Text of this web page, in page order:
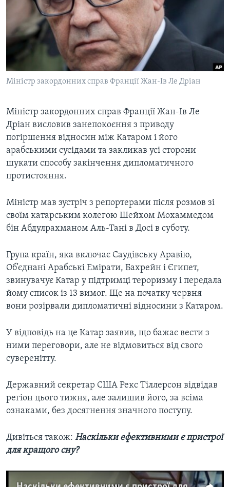
СУСПІЛЬСТВО
ЕКОНОМІКА
ІСТОРІЇ УСПІХУ УКРАЇНЦІВ
ТЕЛЕПРОГРАМИ
ЧАС-TIME
БРИФІНГ ГОЛОСУ АМЕРИКИ
ПРАЙМ-ТАЙМ
ENGLISH
Learning English
Мови
Міністр закордонних справ Франції Жан-Ів Ле Дріан
Міністр закордонних справ Франції Жан-Ів Ле
Дріан висловив занепокоєння з приводу
погіршення відносин між Катаром і його
арабськими сусідами та закликав усі сторони
шукати способу закінчення дипломатичного
протистояння.
Міністр мав зустріч з репортерами після розмов зі
своїм катарським колегою Шейхом Мохаммедом
бін Абдулрахманом Аль-Тані в Досі в суботу.
Група країн, яка включає Саудівську Аравію,
Об’єднані Арабські Емірати, Бахрейн і Єгипет,
звинувачує Катар у підтримці тероризму і передала
йому список із 13 вимог. Ще на початку червня
вони розірвали дипломатичні відносини з Катаром.
У відповідь на це Катар заявив, що бажає вести з
ними переговори, але не відмовиться від свого
суверенітту.
Державний секретар США Рекс Тіллерсон відвідав
регіон цього тижня, але залишив його, за всіма
ознаками, без досягнення значного поступу.
Дивіться також: Наскільки ефективними є пристрої
для кращого сну?